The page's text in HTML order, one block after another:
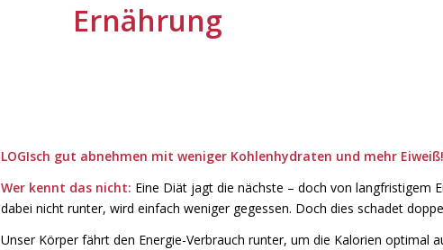
Ernährung
LOGIsch gut abnehmen mit weniger Kohlenhydraten und mehr Eiweiß!
Wer kennt das nicht: Eine Diät jagt die nächste – doch von langfristigem
dabei nicht runter, wird einfach weniger gegessen. Doch dies schadet
Unser Körper fährt den Energie-Verbrauch runter, um die Kalorien optimal